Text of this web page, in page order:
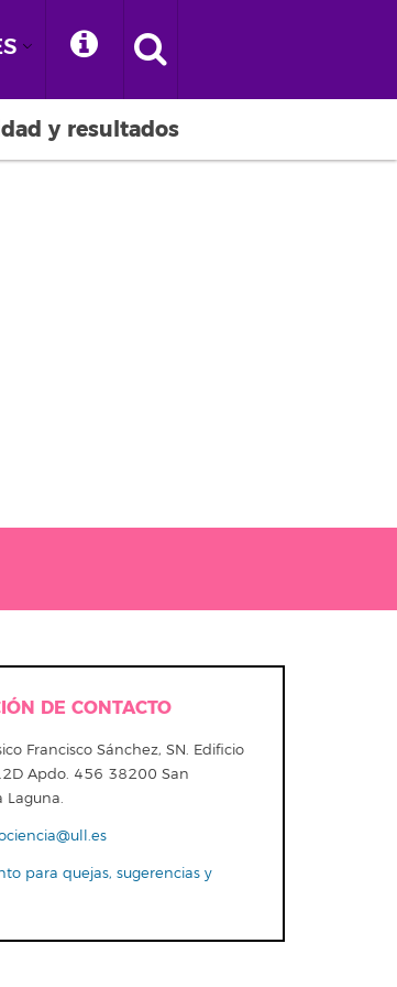
y resultados
DE CONTACTO
Francisco Sánchez, SN. Edificio
Apdo. 456 38200 San
Laguna.
para quejas, sugerencias y